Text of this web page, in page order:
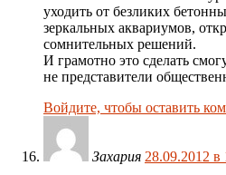
уходить от безликих
зеркальных аквариумов,
сомнительных решений.
И грамотно это сделать
не представители
Войдите, чтобы оставить
Захария 28.09.2012 в